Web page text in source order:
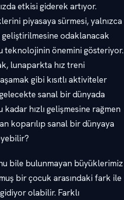
etkisi giderek artıyor.
piyasaya sürmesi, yalnızca
geliştirilmesine odaklanacak
teknolojinin önemini gösteriyor.
lunaparkta hız treni
gibi kısıtlı aktiviteler
sanal bir dünyada
hızlı gelişmesine rağmen
koparılıp sanal bir dünyaya
bile bulunmayan büyüklerimiz
bir çocuk arasındaki fark ile
olabilir. Farklı